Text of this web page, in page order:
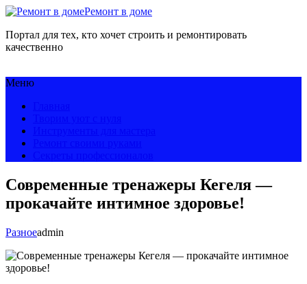
Ремонт в доме
Портал для тех, кто хочет строить и ремонтировать
качественно
Меню
Современные тренажеры Кегеля —
прокачайте интимное здоровье!
Разноеadmin